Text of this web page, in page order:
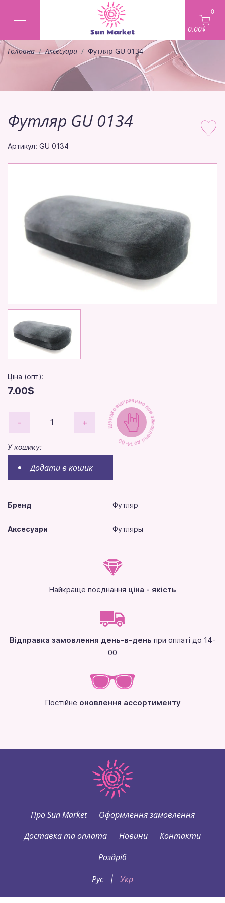
0
0.00$
Головна Аксесуари Футляр GU 0134
Футляр GU 0134
Артикул: GU 0134
Ціна (опт):
7.00$
- +
У кошику:
Додати в кошик
Швидко відправимо при замовленні до 14-00
Бренд Футляр
Аксесуари Футляры
Найкраще поєднання ціна - якість
Відправка замовлення день-в-день при оплаті до 14-
00
Постійне оновлення ассортименту
Про Sun Market
Оформлення замовлення
Доставка та оплата
Новини
Контакти
Роздріб
Рус
| Укр